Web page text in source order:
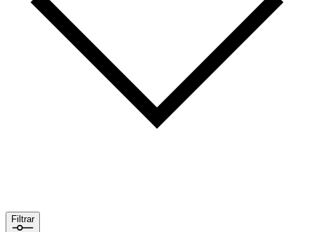
Filtrar